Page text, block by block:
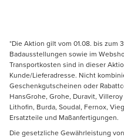
*Die Aktion gilt vom 01.08. bis zum
Badausstellungen sowie im
Transportkosten sind in dieser
Kunde/Lieferadresse. Nicht
Geschenkgutscheinen oder
HansGrohe, Grohe, Duravit,
Lithofin, Burda, Soudal, Fernox,
Ersatzteile und Maßanfertigungen.
Die gesetzliche Gewährleistung